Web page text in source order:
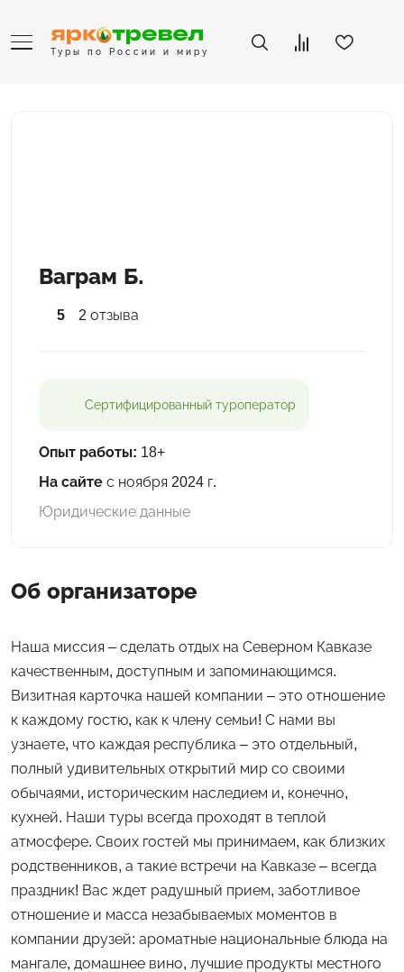
Туры по России и миру
Ваграм Б.
5 2 отзыва
Сертифицированный туроператор
Опыт работы: 18+
На сайте с ноября 2024 г.
Юридические данные
Об организаторе
Наша миссия – сделать отдых на Северном Кавказе
качественным, доступным и запоминающимся.
Визитная карточка нашей компании – это отношение
к каждому гостю, как к члену семьи! С нами вы
узнаете, что каждая республика – это отдельный,
полный удивительных открытий мир со своими
обычаями, историческим наследием и, конечно,
кухней. Наши туры всегда проходят в теплой
атмосфере. Своих гостей мы принимаем, как близких
родственников, а такие встречи на Кавказе – всегда
праздник! Вас ждет радушный прием, заботливое
отношение и масса незабываемых моментов в
компании друзей: ароматные национальные блюда на
мангале, домашнее вино, лучшие продукты местного